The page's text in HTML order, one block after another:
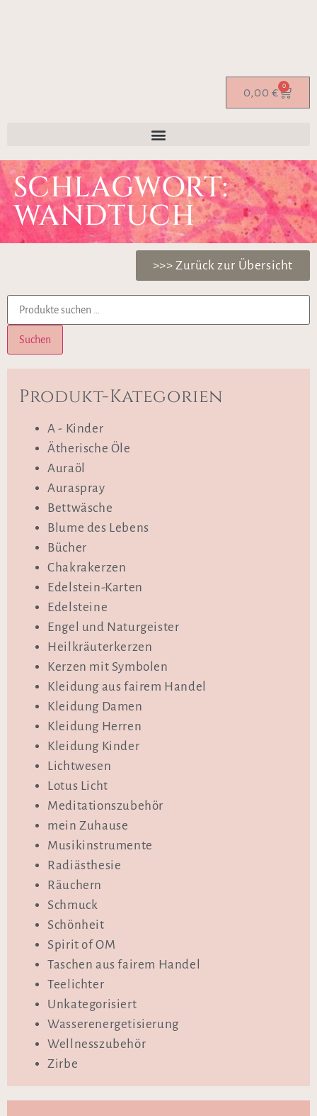
0,00 € 0
SCHLAGWORT:
WANDTUCH
>>> Zurück zur Übersicht
Suchen
Produkt-Kategorien
A - Kinder
Ätherische Öle
Auraöl
Auraspray
Bettwäsche
Blume des Lebens
Bücher
Chakrakerzen
Edelstein-Karten
Edelsteine
Engel und Naturgeister
Heilkräuterkerzen
Kerzen mit Symbolen
Kleidung aus fairem Handel
Kleidung Damen
Kleidung Herren
Kleidung Kinder
Lichtwesen
Lotus Licht
Meditationszubehör
mein Zuhause
Musikinstrumente
Radiästhesie
Räuchern
Schmuck
Schönheit
Spirit of OM
Taschen aus fairem Handel
Teelichter
Unkategorisiert
Wasserenergetisierung
Wellnesszubehör
Zirbe